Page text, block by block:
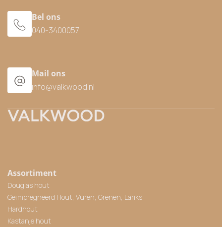
Bel ons
040-3400057
Mail ons
info@valkwood.nl
Assortiment
Douglas hout
Geïmpregneerd Hout, Vuren, Grenen, Lariks
Hardhout
Kastanje hout